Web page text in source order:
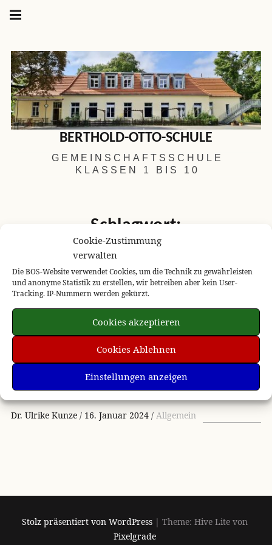
Cookie-Zustimmung
verwalten
Die BOS-Website verwendet Cookies, um die Technik zu gewährleisten
und anonyme Statistik zu erstellen, wir betreiben aber kein User-
Tracking. IP-Nummern werden gekürzt.
Cookies akzeptieren
Cookies Ablehnen
Einstellungen anzeigen
Springe
zum
BERTHOLD-OTTO-SCHULE
GEMEINSCHAFTSSCHULE
KLASSEN 1 BIS 10
Schlagwort:
Winterimpressionen
Winterimpressionen
Dr. Ulrike Kunze 16. Januar 2024 Allgemein
Stolz präsentiert von WordPress | Theme: Hive Lite von
Pixelgrade